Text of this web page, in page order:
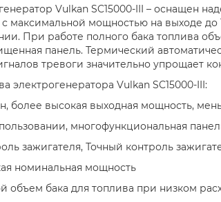
Vulkan SC15000-III – оснащен
максимальной мощностью на выходе
При работе полного бака топлива
панель. Термический
тревоги значительно упрощает
электрогенератора Vulkan SC15000-III:
более высокая выходная мощность,
многофункциональная
зажигателя, Точный контроль
номинальная мощность
объем бака для топлива при низком